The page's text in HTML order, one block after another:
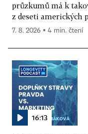
průzkumů má k
z deseti amerických
7. 8. 2026 ▪ 4 min. čtení
16:13